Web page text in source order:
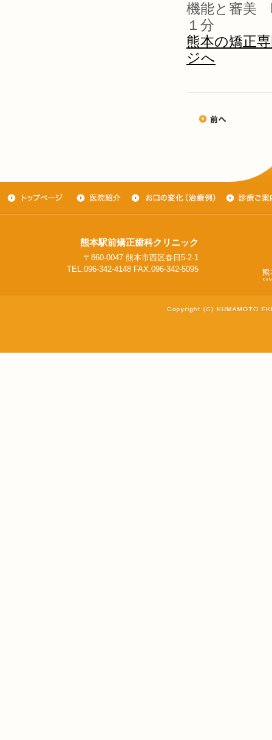
機能と審美
１分
熊本の矯正
ジへ
熊本駅前矯正歯科クリニック
〒860-0047 熊本市西区春日5-2-1
TEL.096-342-4148 FAX.096-342-5095